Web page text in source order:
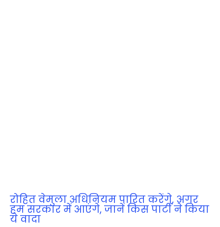
रोहित वेमुला अधिनियम पारित करेंगे, अगर
हम सरकार में आएंगे, जानें किस पार्टी ने किया
ये वादा